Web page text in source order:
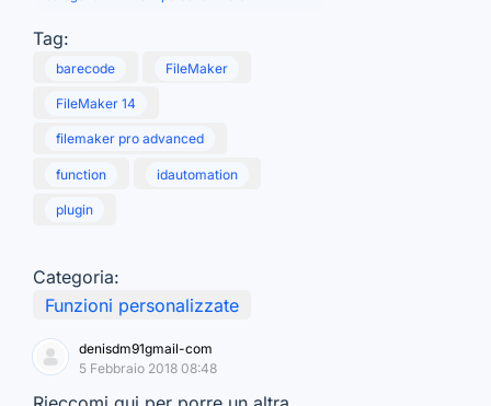
Tag:
barecode FileMaker
FileMaker 14
filemaker pro advanced
function idautomation
plugin
Categoria:
Funzioni personalizzate
denisdm91gmail-com
5 Febbraio 2018 08:48